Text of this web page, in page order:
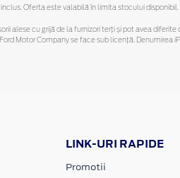
Oferta este valabilă în limita stocului disponibil.
alese cu grijă de la furnizori terți și pot avea
Motor Company se face sub licență.
LINK-URI RAPIDE
Promotii